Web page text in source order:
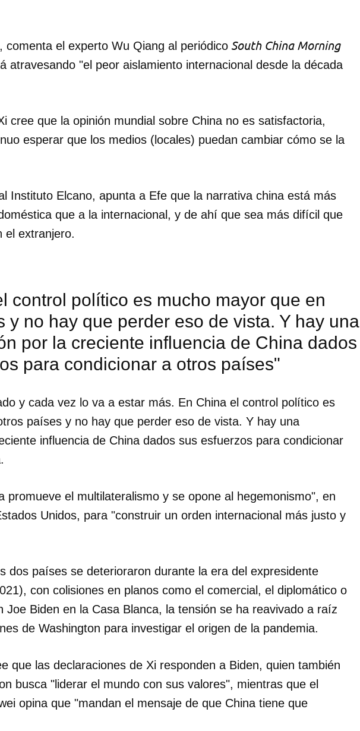
comenta el experto Wu Qiang al periódico South China Morning
atravesando "el peor aislamiento internacional desde la década
cree que la opinión mundial sobre China no es satisfactoria,
esperar que los medios (locales) puedan cambiar cómo se la
Instituto Elcano, apunta a Efe que la narrativa china está más
que a la internacional, y de ahí que sea más difícil que
el extranjero.
control político es mucho mayor que en
y no hay que perder eso de vista. Y hay una
por la creciente influencia de China dados
para condicionar a otros países"
y cada vez lo va a estar más. En China el control político es
países y no hay que perder eso de vista. Y hay una
influencia de China dados sus esfuerzos para condicionar
promueve el multilateralismo y se opone al hegemonismo", en
Unidos, para "construir un orden internacional más justo y
dos países se deterioraron durante la era del expresidente
con colisiones en planos como el comercial, el diplomático o
Joe Biden en la Casa Blanca, la tensión se ha reavivado a raíz
de Washington para investigar el origen de la pandemia.
que las declaraciones de Xi responden a Biden, quien también
busca "liderar el mundo con sus valores", mientras que el
opina que "mandan el mensaje de que China tiene que